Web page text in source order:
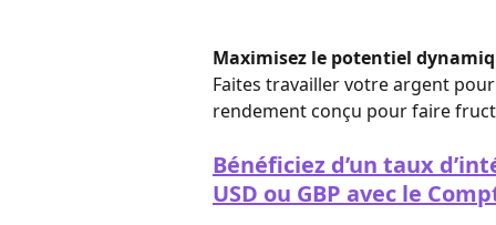
Maximisez le potentiel
Faites travailler votre argent
rendement conçu pour faire
Bénéficiez d’un taux
USD ou GBP avec le